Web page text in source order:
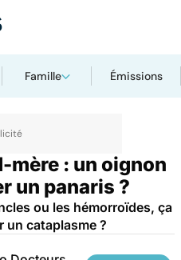
Famille Émissions
mère : un oignon
un panaris ?
ou les hémorroïdes, ça
un cataplasme ?